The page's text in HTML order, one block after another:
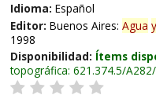
Idioma: Español
Editor: Buenos Aires: Agua y
1998
Disponibilidad: Ítems
topográfica: 621.374.5/